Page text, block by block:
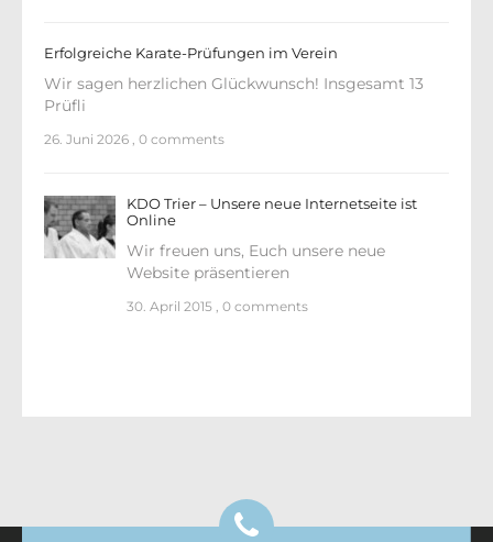
Erfolgreiche Karate-Prüfungen im Verein
Wir sagen herzlichen Glückwunsch! Insgesamt 13
Prüfli
26. Juni 2026 0 comments
KDO Trier – Unsere neue Internetseite ist
Online
Wir freuen uns, Euch unsere neue
Website präsentieren
30. April 2015 0 comments